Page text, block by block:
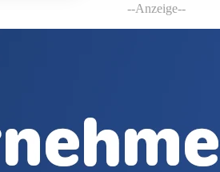
--Anzeige--